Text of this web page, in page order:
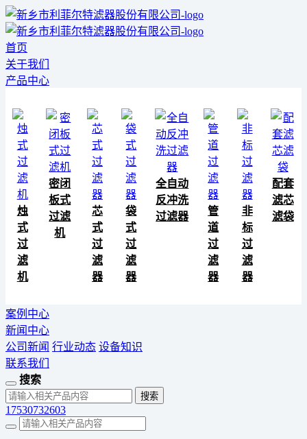
首页
关于我们
产品中心
烛
式
过
滤
机
密闭
板式
过滤
机
芯
式
过
滤
器
袋
式
过
滤
器
全自动
反冲洗
过滤器
管
道
过
滤
器
非
标
过
滤
器
配套
滤芯
滤袋
案例中心
新闻中心
公司新闻 行业动态 设备知识
联系我们
搜索
17530732603